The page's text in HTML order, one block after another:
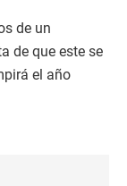
de un
de que este se
el año